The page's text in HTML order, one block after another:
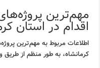
مهم‌ترین
اقدام در استان
اطلاعات مربوط به مهم‌ترین
کرمانشاه، به طور منظم از